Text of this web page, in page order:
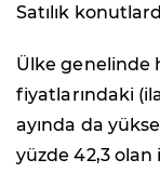
Satılık
Ülke genelinde
fiyatlarındaki
ayında da
yüzde 42,3 olan